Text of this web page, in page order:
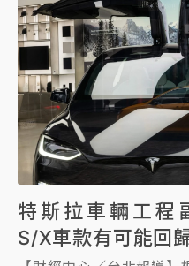
特斯拉車輛工
S/X車款有可能回